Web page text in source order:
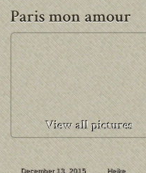
December 13, 2015 Heike